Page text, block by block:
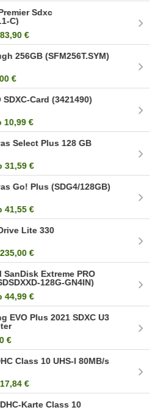
Sdxc
C)
83,90 €
256GB (SFM256T.SYM)
€
SDXC-Card (3421490)
10,99 €
Select Plus 128 GB
31,59 €
Go! Plus (SDG4/128GB)
41,55 €
Lite 330
235,00 €
Extreme PRO
128G-GN4IN)
44,99 €
EVO Plus 2021 SDXC U3
€
Class 10 UHS-I 80MB/s
17,84 €
Karte Class 10